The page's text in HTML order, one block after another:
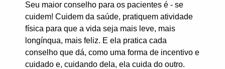
Seu maior conselho para os pacientes é - se
cuidem! Cuidem da saúde, pratiquem atividade
física para que a vida seja mais leve, mais
longínqua, mais feliz. E ela pratica cada
conselho que dá, como uma forma de incentivo e
cuidado e, cuidando dela, ela cuida do outro.